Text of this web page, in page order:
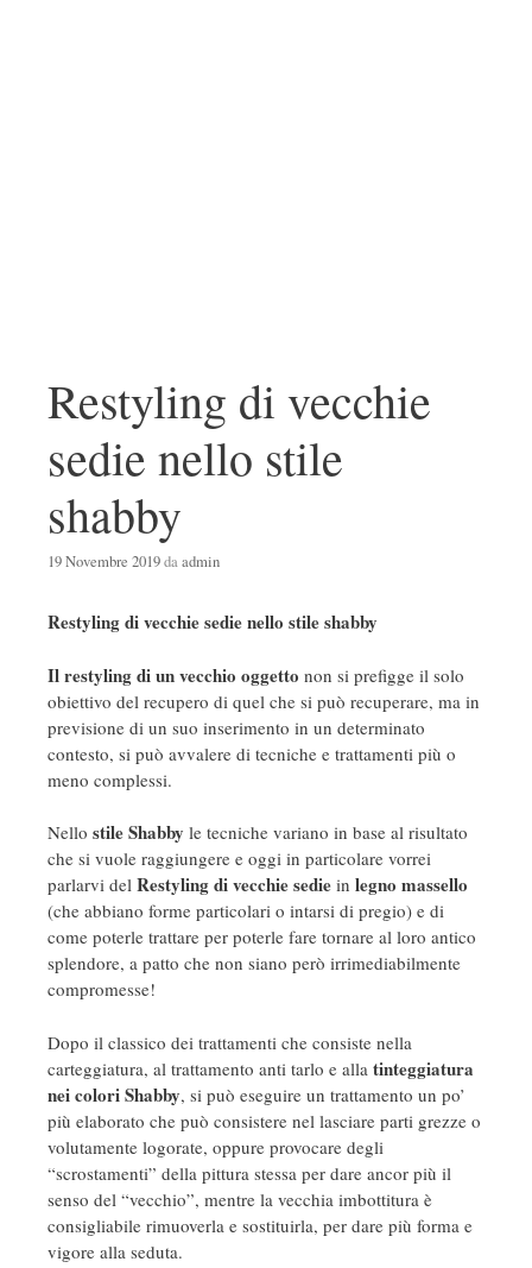
Restyling di vecchie
sedie nello stile
shabby
19 Novembre 2019daadmin
Restyling di vecchie sedie nello stile shabby
Il restyling di un vecchio oggetto non si prefigge il solo
obiettivo del recupero di quel che si può recuperare, ma in
previsione di un suo inserimento in un determinato
contesto, si può avvalere di tecniche e trattamenti più o
meno complessi.
Nello stile Shabby le tecniche variano in base al risultato
che si vuole raggiungere e oggi in particolare vorrei
parlarvi del Restyling di vecchie sedie in legno massello
(che abbiano forme particolari o intarsi di pregio) e di
come poterle trattare per poterle fare tornare al loro antico
splendore, a patto che non siano però irrimediabilmente
compromesse!
Dopo il classico dei trattamenti che consiste nella
carteggiatura, al trattamento anti tarlo e alla tinteggiatura
nei colori Shabby, si può eseguire un trattamento un po’
più elaborato che può consistere nel lasciare parti grezze o
volutamente logorate, oppure provocare degli
“scrostamenti” della pittura stessa per dare ancor più il
senso del “vecchio”, mentre la vecchia imbottitura è
consigliabile rimuoverla e sostituirla, per dare più forma e
vigore alla seduta.